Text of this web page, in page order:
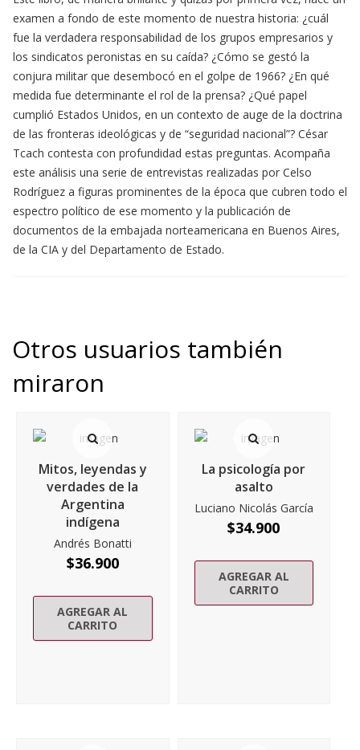
examen a fondo de este momento de nuestra historia: ¿cuál
fue la verdadera responsabilidad de los grupos empresarios y
los sindicatos peronistas en su caída? ¿Cómo se gestó la
conjura militar que desembocó en el golpe de 1966? ¿En qué
medida fue determinante el rol de la prensa? ¿Qué papel
cumplió Estados Unidos, en un contexto de auge de la doctrina
de las fronteras ideológicas y de “seguridad nacional”? César
Tcach contesta con profundidad estas preguntas. Acompaña
este análisis una serie de entrevistas realizadas por Celso
Rodríguez a figuras prominentes de la época que cubren todo el
espectro político de ese momento y la publicación de
documentos de la embajada norteamericana en Buenos Aires,
de la CIA y del Departamento de Estado.
Otros usuarios también
miraron
Mitos, leyendas y
verdades de la
Argentina
indígena
Andrés Bonatti
$36.900
AGREGAR AL
CARRITO
La psicología por
asalto
Luciano Nicolás García
$34.900
AGREGAR AL
CARRITO